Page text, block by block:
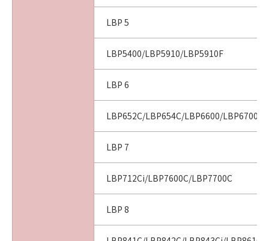
LBP 5
LBP5400/LBP5910/LBP5910F
LBP 6
LBP652C/LBP654C/LBP6600/LBP6700/
LBP 7
LBP712Ci/LBP7600C/LBP7700C
LBP 8